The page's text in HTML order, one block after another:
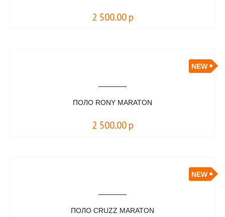
2 500.00 р
NEW
ПОЛО RONY MARATON
2 500.00 р
NEW
ПОЛО CRUZZ MARATON